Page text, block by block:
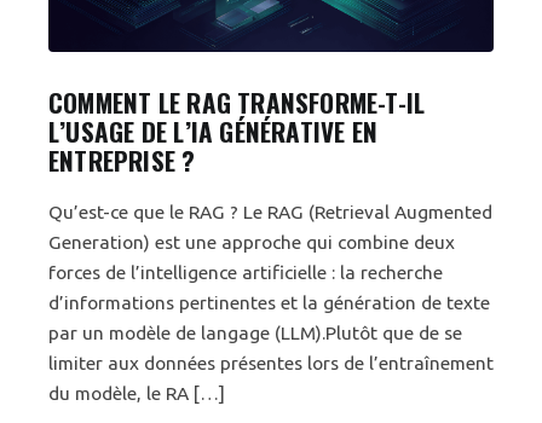
COMMENT LE RAG TRANSFORME-T-IL
L’USAGE DE L’IA GÉNÉRATIVE EN
ENTREPRISE ?
Qu’est-ce que le RAG ? Le RAG (Retrieval Augmented
Generation) est une approche qui combine deux
forces de l’intelligence artificielle : la recherche
d’informations pertinentes et la génération de texte
par un modèle de langage (LLM).Plutôt que de se
limiter aux données présentes lors de l’entraînement
du modèle, le RA […]